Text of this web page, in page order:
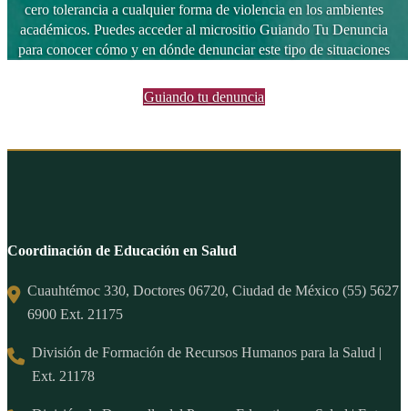
cero tolerancia a cualquier forma de violencia en los ambientes
académicos. Puedes acceder al micrositio Guiando Tu Denuncia
para conocer cómo y en dónde denunciar este tipo de situaciones
Guiando tu denuncia
Coordinación de Educación en Salud
Cuauhtémoc 330, Doctores 06720, Ciudad de México (55) 5627
6900 Ext. 21175
División de Formación de Recursos Humanos para la Salud |
Ext. 21178